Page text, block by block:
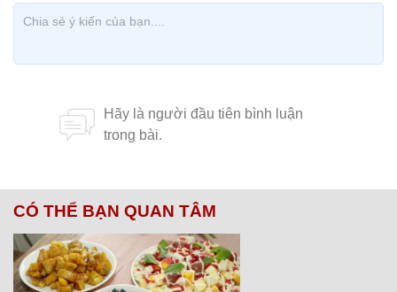
CÓ THỂ BẠN QUAN TÂM